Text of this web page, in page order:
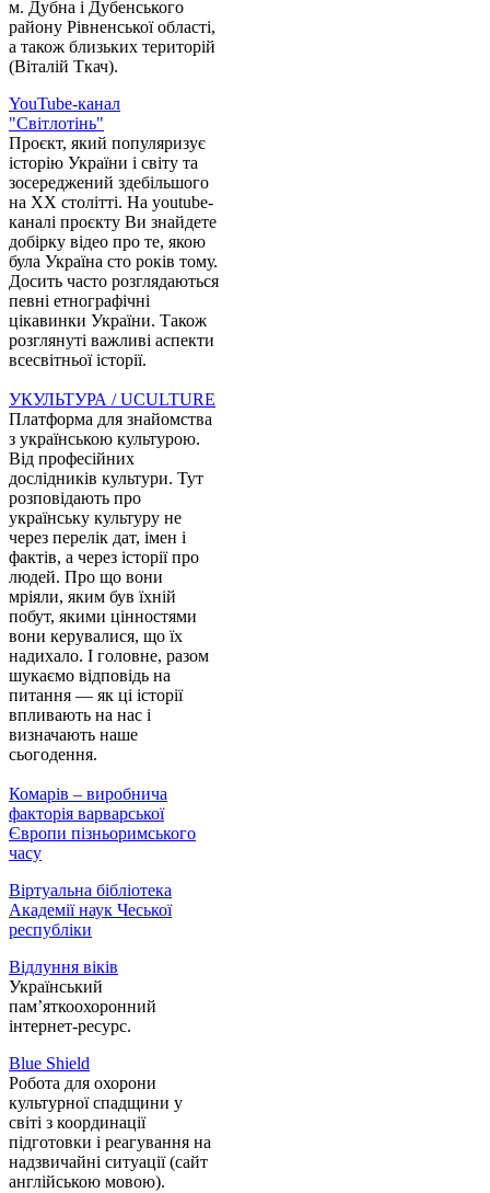
м. Дубна і Дубенського
району Рівненської області,
а також близьких територій
(Віталій Ткач).
YouTube-канал
"Світлотінь"
Проєкт, який популяризує
історію України і світу та
зосереджений здебільшого
на XX столітті. На youtube-
каналі проєкту Ви знайдете
добірку відео про те, якою
була Україна сто років тому.
Досить часто розглядаються
певні етнографічні
цікавинки України. Також
розглянуті важливі аспекти
всесвітньої історії.
УКУЛЬТУРА / UCULTURE
Платформа для знайомства
з українською культурою.
Від професійних
дослідників культури. Тут
розповідають про
українську культуру не
через перелік дат, імен і
фактів, а через історії про
людей. Про що вони
мріяли, яким був їхній
побут, якими цінностями
вони керувалися, що їх
надихало. І головне, разом
шукаємо відповідь на
питання — як ці історії
впливають на нас і
визначають наше
сьогодення.
Комарів – виробнича
факторія варварської
Європи пізньоримського
часу
Віртуальна бібліотека
Академії наук Чеської
республіки
Відлуння віків
Український
пам’яткоохоронний
інтернет-ресурс.
Blue Shield
Робота для охорони
культурної спадщини у
світі з координації
підготовки і реагування на
надзвичайні ситуації (сайт
англійською мовою).